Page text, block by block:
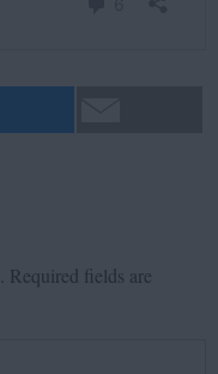
Required fields are